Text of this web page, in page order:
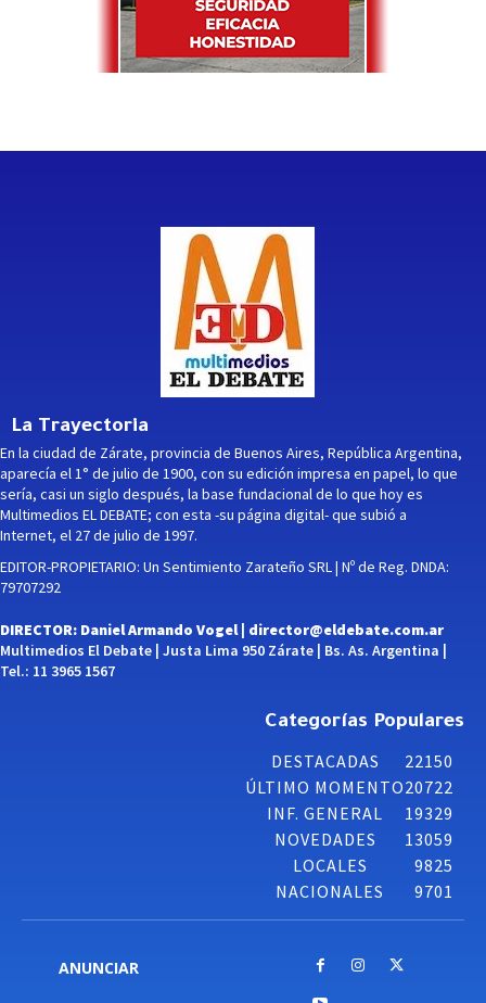
La Trayectoria
En la ciudad de Zárate, provincia de Buenos Aires, República Argentina,
aparecía el 1° de julio de 1900, con su edición impresa en papel, lo que
sería, casi un siglo después, la base fundacional de lo que hoy es
Multimedios EL DEBATE; con esta -su página digital- que subió a
Internet, el 27 de julio de 1997.
EDITOR-PROPIETARIO: Un Sentimiento Zarateño SRL | Nº de Reg. DNDA:
79707292
DIRECTOR: Daniel Armando Vogel | director@eldebate.com.ar
Multimedios El Debate | Justa Lima 950 Zárate | Bs. As. Argentina |
Tel.: 11 3965 1567
Categorías Populares
DESTACADAS
22150
ÚLTIMO MOMENTO20722
INF. GENERAL
19329
NOVEDADES
13059
LOCALES
9825
NACIONALES
9701
ANUNCIAR